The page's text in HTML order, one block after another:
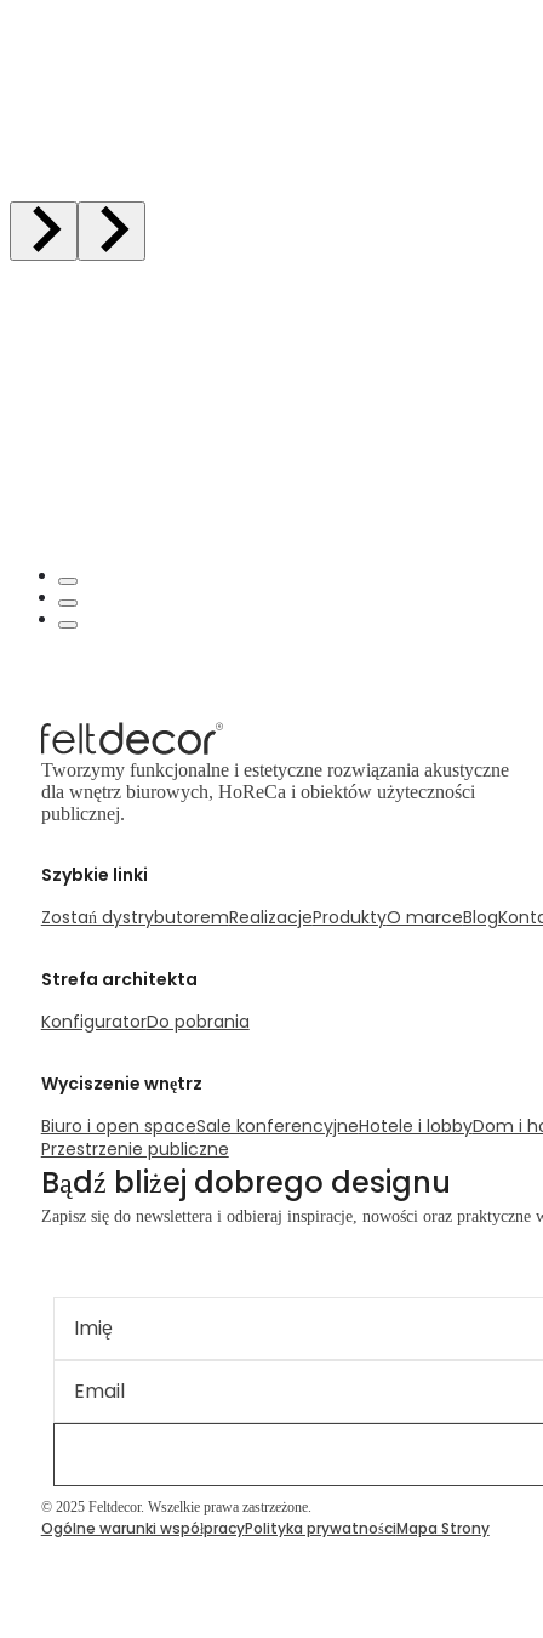
Tworzymy funkcjonalne i estetyczne rozwiązania akustyczne
dla wnętrz biurowych, HoReCa i obiektów użyteczności
publicznej.
Szybkie linki
Zostań dystrybutoremRealizacjeProduktyO marceBlog
Strefa architekta
KonfiguratorDo pobrania
Wyciszenie wnętrz
Biuro i open spaceSale konferencyjneHotele i lobbyDom i
Przestrzenie publiczne
Bądź bliżej dobrego designu
Zapisz się do newslettera i odbieraj inspiracje, nowości oraz
© 2025 Feltdecor. Wszelkie prawa zastrzeżone.
Ogólne warunki współpracyPolityka prywatnościMapa Strony